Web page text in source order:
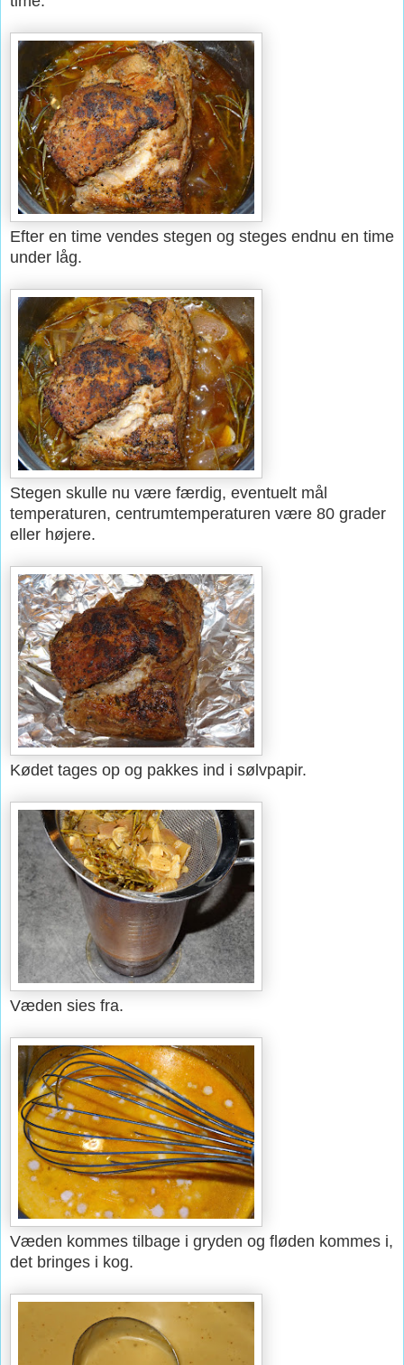
Efter en time vendes stegen og steges endnu en time
under låg.
Stegen skulle nu være færdig, eventuelt mål
temperaturen, centrumtemperaturen være 80 grader
eller højere.
Kødet tages op og pakkes ind i sølvpapir.
Væden sies fra.
Væden kommes tilbage i gryden og fløden kommes i,
det bringes i kog.